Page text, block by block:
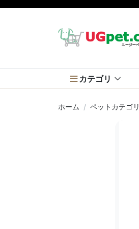
カテゴリ
ホーム ペットカテゴリ